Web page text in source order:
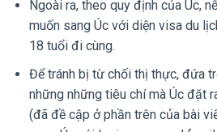
Ngoài ra, theo quy định của Úc,
muốn sang Úc với diện visa du
18 tuổi đi cùng.
Để tránh bị từ chối thị thực, đứa
những những tiêu chí mà Úc đặt
(đã đề cập ở phần trên của bài